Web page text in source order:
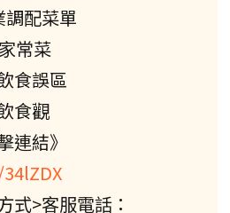
配菜單
常菜
食誤區
食觀
連結》
式>客服電話：